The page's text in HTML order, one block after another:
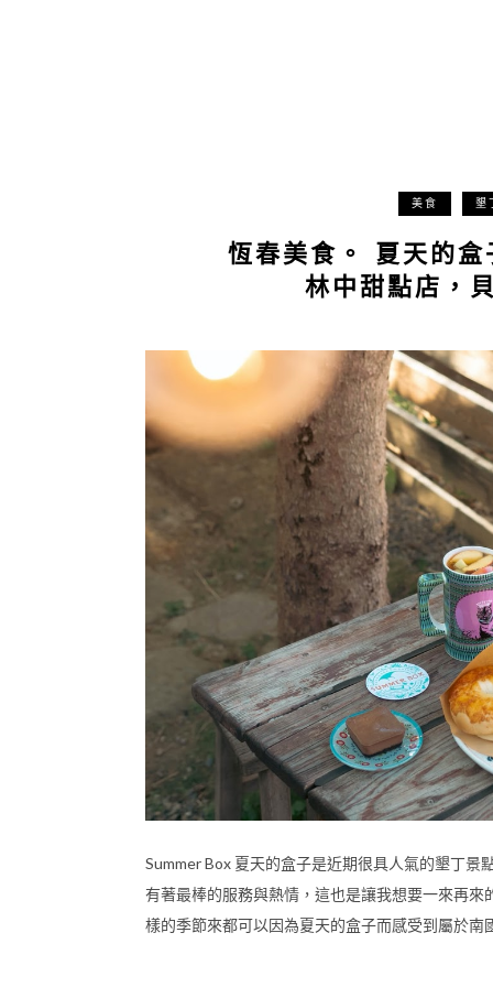
美食 墾
恆春美食。 夏天的
林中甜點店，
Summer Box 夏天的盒子是近期很具人氣的墾丁
有著最棒的服務與熱情，這也是讓我想要一來再
樣的季節來都可以因為夏天的盒子而感受到屬於南